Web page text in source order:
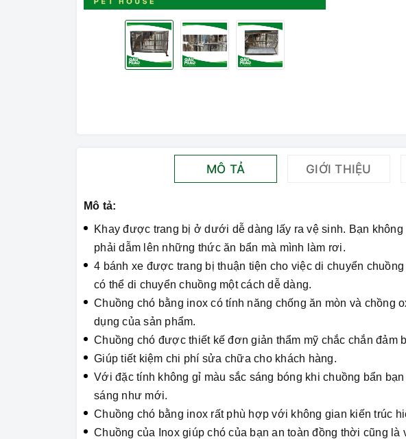
MÔ TẢ GIỚI THIỆU
Mô tả:
Khay được trang bị ở dưới dễ dàng lấy ra vệ sinh. Bạn
phải dẫm lên những thức ăn bẩn mà mình làm rơi.
4 bánh xe được trang bị thuận tiện cho việc di chuyển
có thể di chuyển chuồng một cách dễ dàng.
Chuồng chó bằng inox có tính năng chống ăn mòn và chồng
dụng của sản phẩm.
Chuồng chó được thiết kế đơn giản thẩm mỹ chắc chắn đảm
Giúp tiết kiệm chi phí sửa chữa cho khách hàng.
Với đặc tính không gỉ màu sắc sáng bóng khi chuồng bẩn
sáng như mới.
Chuồng chó bằng inox rất phù hợp với không gian kiến trúc
Chuồng của Inox giúp chó của bạn an toàn đồng thời cũng là